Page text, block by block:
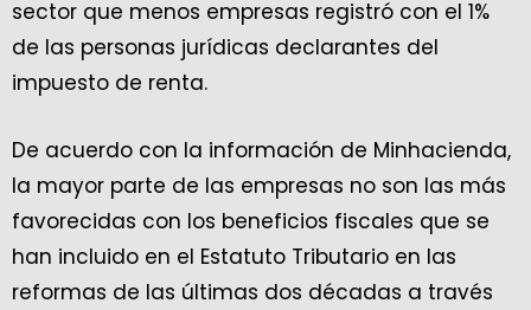
sector que menos empresas registró con el 1%
de las personas jurídicas declarantes del
impuesto de renta.
De acuerdo con la información de Minhacienda,
la mayor parte de las empresas no son las más
favorecidas con los beneficios fiscales que se
han incluido en el Estatuto Tributario en las
reformas de las últimas dos décadas a través